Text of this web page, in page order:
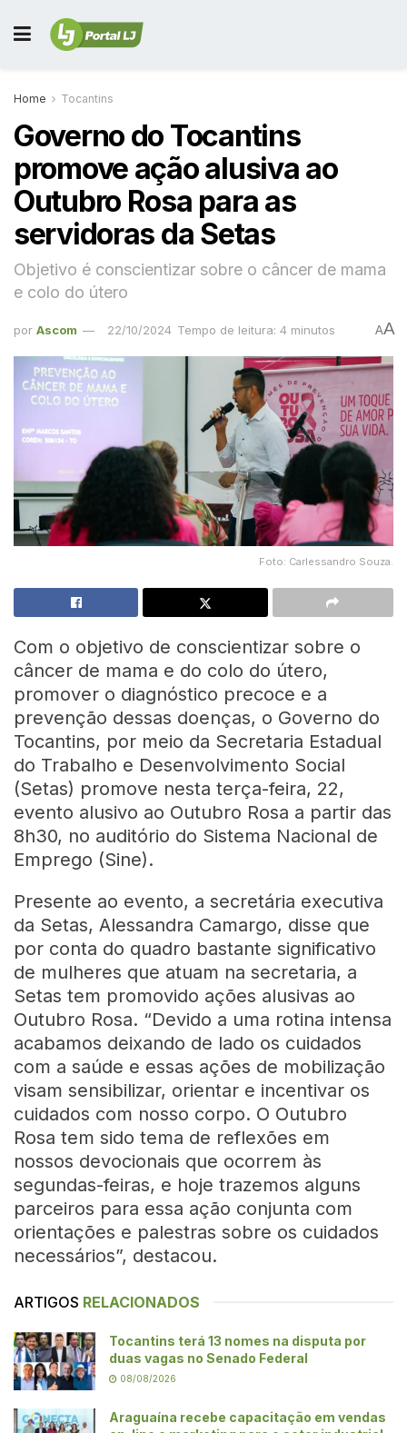
Home Tocantins
Governo do Tocantins
promove ação alusiva ao
Outubro Rosa para as
servidoras da Setas
Objetivo é conscientizar sobre o câncer de mama
e colo do útero
por Ascom 22/10/2024 Tempo de leitura: 4 minutos AA
Foto: Carlessandro Souza.
Com o objetivo de conscientizar sobre o
câncer de mama e do colo do útero,
promover o diagnóstico precoce e a
prevenção dessas doenças, o Governo do
Tocantins, por meio da Secretaria Estadual
do Trabalho e Desenvolvimento Social
(Setas) promove nesta terça-feira, 22,
evento alusivo ao Outubro Rosa a partir das
8h30, no auditório do Sistema Nacional de
Emprego (Sine).
Presente ao evento, a secretária executiva
da Setas, Alessandra Camargo, disse que
por conta do quadro bastante significativo
de mulheres que atuam na secretaria, a
Setas tem promovido ações alusivas ao
Outubro Rosa. “Devido a uma rotina intensa
acabamos deixando de lado os cuidados
com a saúde e essas ações de mobilização
visam sensibilizar, orientar e incentivar os
cuidados com nosso corpo. O Outubro
Rosa tem sido tema de reflexões em
nossos devocionais que ocorrem às
segundas-feiras, e hoje trazemos alguns
parceiros para essa ação conjunta com
orientações e palestras sobre os cuidados
necessários”, destacou.
ARTIGOS RELACIONADOS
Tocantins terá 13 nomes na disputa por
duas vagas no Senado Federal
08/08/2026
Araguaína recebe capacitação em vendas